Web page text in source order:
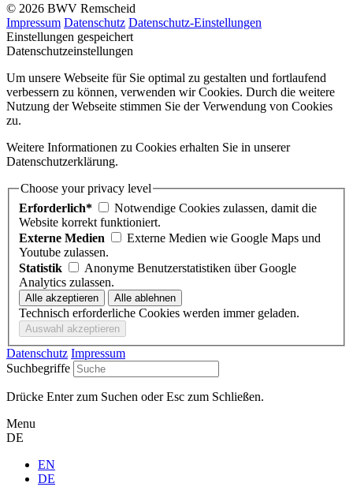
© 2026 BWV Remscheid
Impressum Datenschutz Datenschutz-Einstellungen
Einstellungen gespeichert
Datenschutzeinstellungen
Um unsere Webseite für Sie optimal zu gestalten und fortlaufend
verbessern zu können, verwenden wir Cookies. Durch die weitere
Nutzung der Webseite stimmen Sie der Verwendung von Cookies
zu.
Weitere Informationen zu Cookies erhalten Sie in unserer
Datenschutzerklärung.
Choose your privacy level
Erforderlich*
Notwendige Cookies zulassen, damit die
Website korrekt funktioniert.
Externe Medien
Externe Medien wie Google Maps und
Youtube zulassen.
Statistik
Anonyme Benutzerstatistiken über Google
Analytics zulassen.
Technisch erforderliche Cookies werden immer geladen.
Datenschutz Impressum
Suchbegriffe
Drücke Enter zum Suchen oder Esc zum Schließen.
Menu
DE
EN
DE